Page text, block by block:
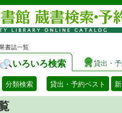
書誌一覧
いろいろ検索 貸出・
分類検索 貸出・予約ベスト